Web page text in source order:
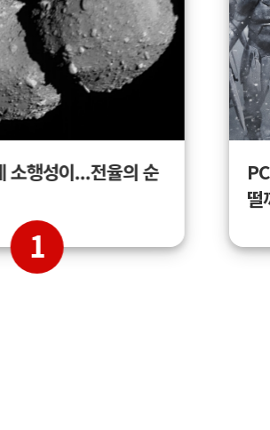
소행성이...전율의 순
1
떨